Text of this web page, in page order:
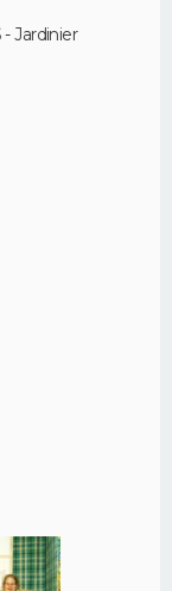
Jardinier